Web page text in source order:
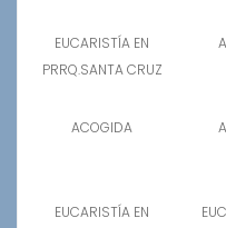
EUCARISTÍA EN
PRRQ.SANTA CRUZ
ACOGIDA
EUCARISTÍA EN